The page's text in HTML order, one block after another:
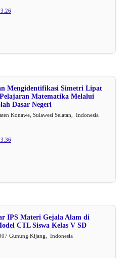
Mengidentifikasi Simetri Lipat
Matematika Melalui
Dasar Negeri
Konawe, Sulawesi Selatan, Indonesia
IPS Materi Gejala Alam di
CTL Siswa Kelas V SD
Gunung Kijang, Indonesia